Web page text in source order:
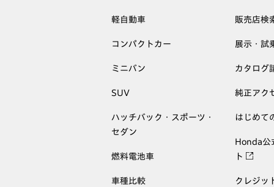
軽自動車
コンパクトカー
ミニバン
SUV
ハッチバック・スポーツ・
セダン
燃料電池車
車種比較
販売店検
展示・試
カタログ
純正アク
はじめて
Honda公
ト
クレジッ